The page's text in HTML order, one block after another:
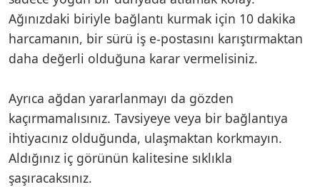
Ağınızdaki biriyle bağlantı kurmak için 10 dakika
harcamanın, bir sürü iş e-postasını karıştırmaktan
daha değerli olduğuna karar vermelisiniz.
Ayrıca ağdan yararlanmayı da gözden
kaçırmamalısınız. Tavsiyeye veya bir bağlantıya
ihtiyacınız olduğunda, ulaşmaktan korkmayın.
Aldığınız iç görünün kalitesine sıklıkla
şaşıracaksınız.